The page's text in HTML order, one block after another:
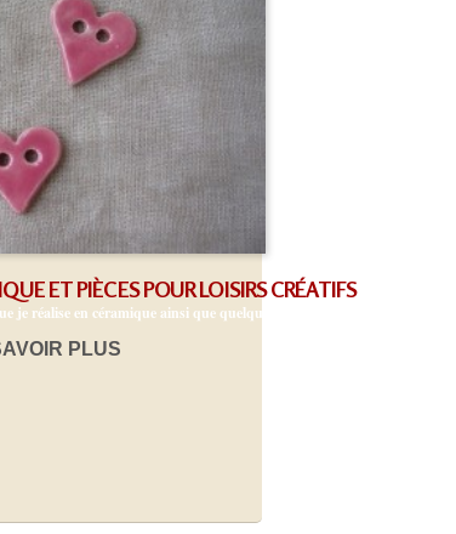
ET PIÈCES POUR LOISIRS CRÉATIFS
je réalise en céramique ainsi que quelques pièces qui peuvent être
PLUS